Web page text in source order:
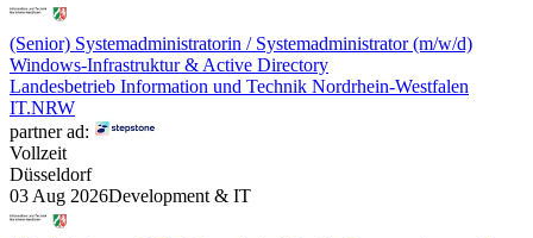
(Senior) Systemadministratorin / Systemadministrator (m/w/d)
Windows-Infrastruktur & Active Directory
Landesbetrieb Information und Technik Nordrhein-Westfalen
IT.NRW
partner ad:
Vollzeit
Düsseldorf
03 Aug 2026Development & IT